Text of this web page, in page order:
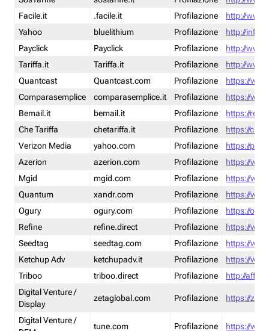
Facile.it
.facile.it Profilazione
http://
Yahoo
bluelithium Profilazione
http://
Payclick
Payclick Profilazione
http://
Tariffa.it
Tariffa.it Profilazione
http://
Quantcast
Quantcast.com Profilazione
https://
Comparasemplice
comparasemplice.it Profilazione
https://
Bemail.it
bemail.it Profilazione
https://
Che Tariffa
chetariffa.it Profilazione
https://
Verizon Media
yahoo.com Profilazione
https://
Azerion
azerion.com Profilazione
https://
Mgid
mgid.com Profilazione
https://
Quantum
xandr.com Profilazione
https://
Ogury
ogury.com Profilazione
https://
Refine
refine.direct Profilazione
https://
Seedtag
seedtag.com Profilazione
https://
Ketchup Adv
ketchupadv.it Profilazione
https://
Triboo
triboo.direct Profilazione
http://
Digital Venture /
Display
zetaglobal.com Profilazione https://
Digital Venture /
tune.com Profilazione https://